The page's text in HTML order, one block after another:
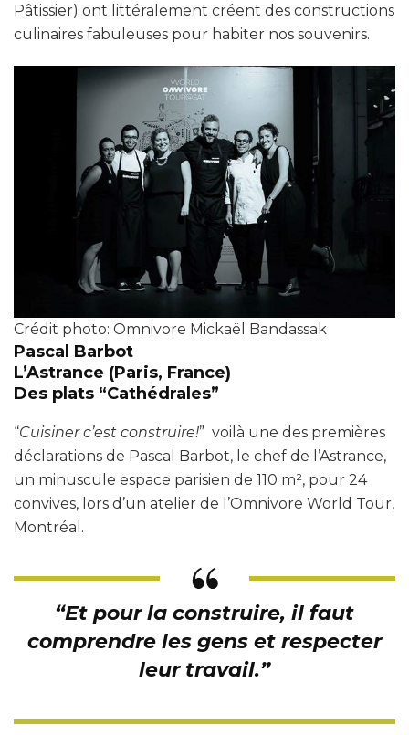
Pâtissier) ont littéralement créent des constructions
culinaires fabuleuses pour habiter nos souvenirs.
Crédit photo: Omnivore Mickaël Bandassak
Pascal Barbot
L’Astrance (Paris, France)
Des plats “Cathédrales”
“Cuisiner c’est construire!” voilà une des premières
déclarations de Pascal Barbot, le chef de l’Astrance,
un minuscule espace parisien de 110 m², pour 24
convives, lors d’un atelier de l’Omnivore World Tour,
Montréal.
“Et pour la construire, il faut
comprendre les gens et respecter
leur travail.”